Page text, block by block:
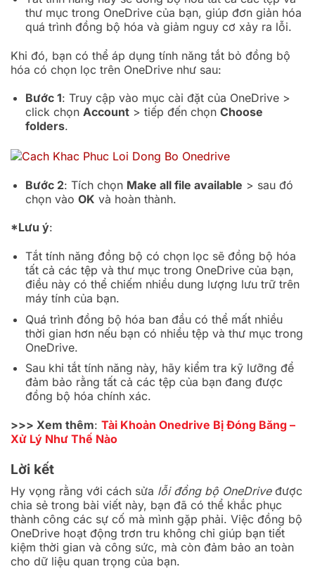
thư mục trong OneDrive của bạn, giúp đơn giản hóa
quá trình đồng bộ hóa và giảm nguy cơ xảy ra lỗi.
Khi đó, bạn có thể áp dụng tính năng tắt bỏ đồng bộ
hóa có chọn lọc trên OneDrive như sau:
Bước 1: Truy cập vào mục cài đặt của OneDrive >
click chọn Account> tiếp đến chọn Choose
folders.
Bước 2: Tích chọn Make all file available > sau đó
chọn vào OK và hoàn thành.
*Lưu ý:
Tắt tính năng đồng bộ có chọn lọc sẽ đồng bộ hóa
tất cả các tệp và thư mục trong OneDrive của bạn,
điều này có thể chiếm nhiều dung lượng lưu trữ trên
máy tính của bạn.
Quá trình đồng bộ hóa ban đầu có thể mất nhiều
thời gian hơn nếu bạn có nhiều tệp và thư mục trong
OneDrive.
Sau khi tắt tính năng này, hãy kiểm tra kỹ lưỡng để
đảm bảo rằng tất cả các tệp của bạn đang được
đồng bộ hóa chính xác.
>>> Xem thêm: Tài Khoản Onedrive Bị Đóng Băng –
Xử Lý Như Thế Nào
Lời kết
Hy vọng rằng với cách sửa lỗi đồng bộ OneDriveđược
chia sẻ trong bài viết này, bạn đã có thể khắc phục
thành công các sự cố mà mình gặp phải. Việc đồng bộ
OneDrive hoạt động trơn tru không chỉ giúp bạn tiết
kiệm thời gian và công sức, mà còn đảm bảo an toàn
cho dữ liệu quan trọng của bạn.